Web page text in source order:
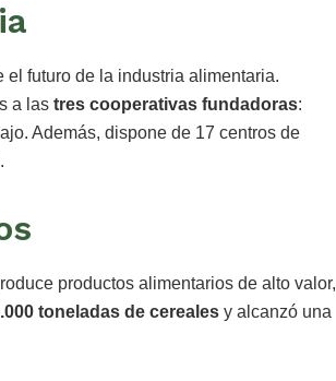
el futuro de la industria alimentaria.
a las tres cooperativas fundadoras:
Además, dispone de 17 centros de
productos alimentarios de alto valor,
toneladas de cereales y alcanzó una